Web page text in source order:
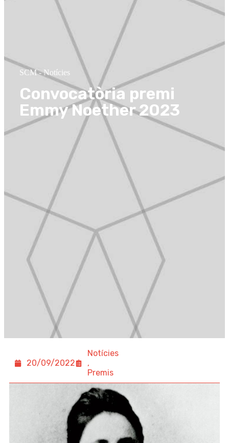
Convocatòria premi
Emmy Noether 2023
SCM-Notícies
20/09/2022
Notícies
,
Premis